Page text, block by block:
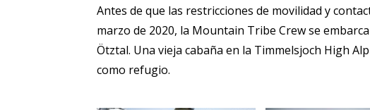
Antes de que las restricciones de movilidad y
marzo de 2020, la Mountain Tribe Crew se
Ötztal. Una vieja cabaña en la Timmelsjoch High
como refugio.